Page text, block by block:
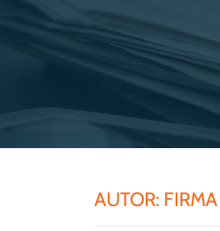
AUTOR: